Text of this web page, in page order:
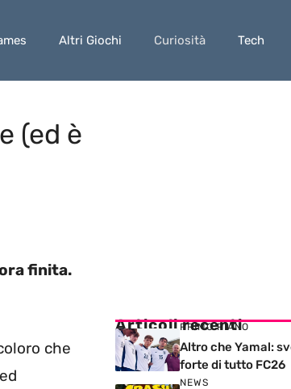
Altri Giochi Curiosità Tech
(ed è
finita.
che
Articoli recenti
PRIMO PIANO
Altro che Yamal:
forte di tutto FC26
NEWS